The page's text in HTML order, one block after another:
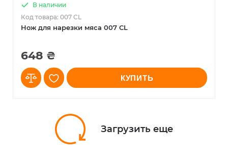
Нож для нарезки мяса 007 CL
В наличии
Код товара: 007 CL
648 ₴
КУПИТЬ
Загрузить еще